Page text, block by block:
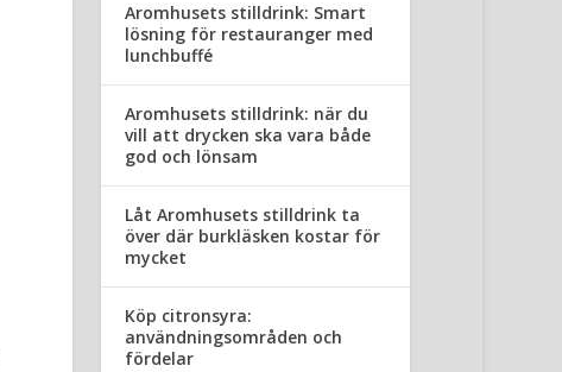
Aromhusets stilldrink: Smart
lösning för restauranger med
lunchbuffé
Aromhusets stilldrink: när du
vill att drycken ska vara både
god och lönsam
Låt Aromhusets stilldrink ta
över där burkläsken kostar för
mycket
Köp citronsyra:
användningsområden och
fördelar